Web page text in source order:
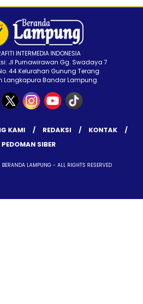
INTERMEDIA INDONESIA
Jl Purnawirawan Gg. Swadaya 7
44 Kelurahan Gunung Terang
Langkapura Bandar Lampung.
KAMI REDAKSI
KONTAK
PEDOMAN SIBER
LAMPUNG - ALL RIGHTS RESERVED